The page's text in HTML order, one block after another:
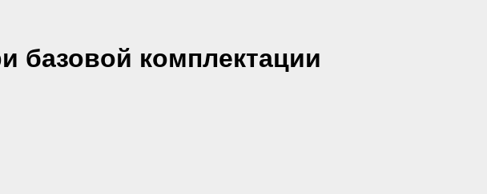
базовой комплектации